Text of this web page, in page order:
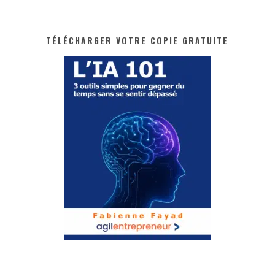
TÉLÉCHARGER VOTRE COPIE GRATUITE